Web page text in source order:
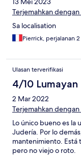
Terjemahkan
Sa localisation
Pierrick, perjalanan
Ulasan terverifikasi
4/10 Lumayan
2 Mar 2022
Terjemahkan
Lo único bueno es la
Judería. Por lo
mantenimiento.
pero no viejo o roto.